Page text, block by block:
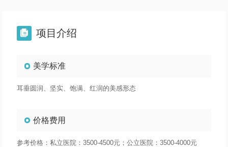
 项目介绍
美学标准
耳垂圆润、坚实、饱满、红润的美感形态
价格费用
参考价格：私立医院：3500-4500元；公立医院：3500-4000元